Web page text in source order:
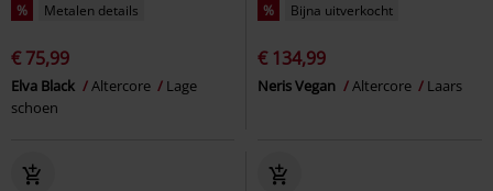
% Metalen details
€ 75,99
Elva Black Altercore
Lage
schoen
% Bijna uitverkocht
€ 134,99
Neris Vegan Altercore Laars